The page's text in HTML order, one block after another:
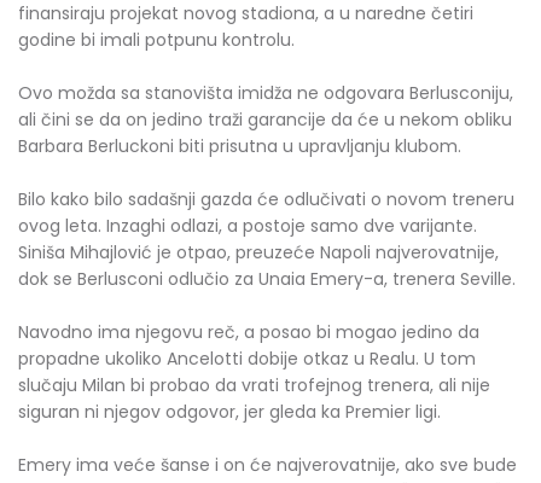
finansiraju projekat novog stadiona, a u naredne četiri
godine bi imali potpunu kontrolu.
Ovo možda sa stanovišta imidža ne odgovara Berlusconiju,
ali čini se da on jedino traži garancije da će u nekom obliku
Barbara Berluckoni biti prisutna u upravljanju klubom.
Bilo kako bilo sadašnji gazda će odlučivati o novom treneru
ovog leta. Inzaghi odlazi, a postoje samo dve varijante.
Siniša Mihajlović je otpao, preuzeće Napoli najverovatnije,
dok se Berlusconi odlučio za Unaia Emery-a, trenera Seville.
Navodno ima njegovu reč, a posao bi mogao jedino da
propadne ukoliko Ancelotti dobije otkaz u Realu. U tom
slučaju Milan bi probao da vrati trofejnog trenera, ali nije
siguran ni njegov odgovor, jer gleda ka Premier ligi.
Emery ima veće šanse i on će najverovatnije, ako sve bude